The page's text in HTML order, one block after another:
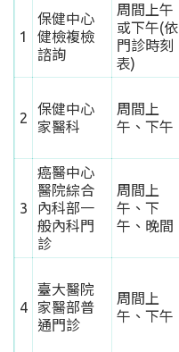
1
保健中心
健檢複檢
諮詢
周間上午
或下午(依
門診時刻
表)
2
保健中心
家醫科
周間上
午、下午
3
癌醫中心
醫院綜合
內科部一
般內科門
診
周間上
午、下
午、晚間
4
臺大醫院
家醫部普
通門診
周間上
午、下午